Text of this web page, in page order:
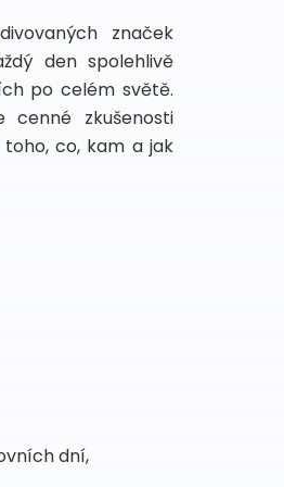
značek
den spolehlivě
po celém světě.
cenné zkušenosti
co, kam a jak
dní,